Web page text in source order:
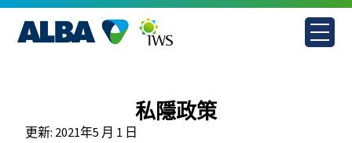
Skip
content
私隱政策
更新: 2021年5 月 1 日